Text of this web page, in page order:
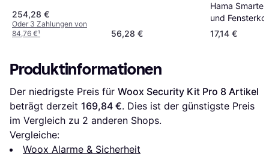
254,28 €
Oder 3 Zahlungen von
84,76 €¹ 56,28 €
Hama Smarter
und
Weiß
17,14 €
Produktinformationen
Der niedrigste Preis für Woox Security Kit Pro 8 Artikel
beträgt derzeit 169,84 €. Dies ist der günstigste Preis
im Vergleich zu 2 anderen Shops.
Vergleiche:
Woox Alarme & Sicherheit